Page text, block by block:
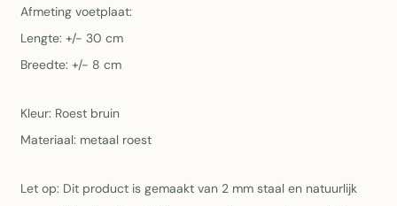
Afmeting voetplaat:
Lengte: +/- 30 cm
Breedte: +/- 8 cm
Kleur: Roest bruin
Materiaal: metaal roest
Let op: Dit product is gemaakt van 2 mm staal en natuurlijk